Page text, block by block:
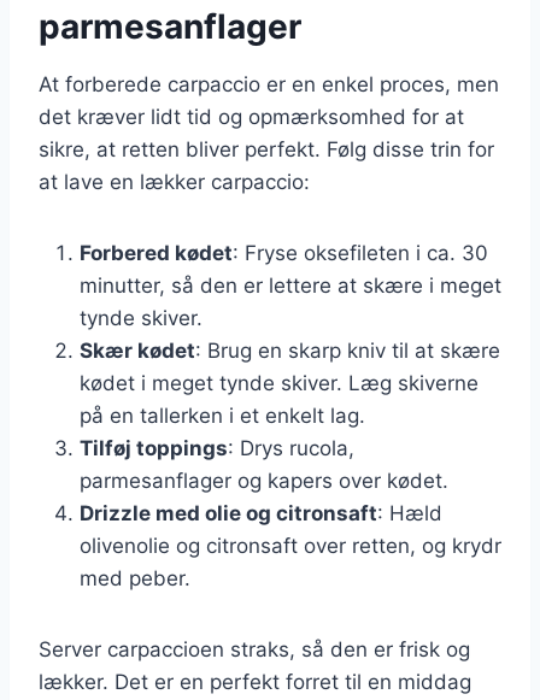
parmesanflager
At forberede carpaccio er en enkel proces, men
det kræver lidt tid og opmærksomhed for at
sikre, at retten bliver perfekt. Følg disse trin for
at lave en lækker carpaccio:
Forbered kødet: Fryse oksefileten i ca. 30
minutter, så den er lettere at skære i meget
tynde skiver.
Skær kødet: Brug en skarp kniv til at skære
kødet i meget tynde skiver. Læg skiverne
på en tallerken i et enkelt lag.
Tilføj toppings: Drys rucola,
parmesanflager og kapers over kødet.
Drizzle med olie og citronsaft: Hæld
olivenolie og citronsaft over retten, og krydr
med peber.
Server carpaccioen straks, så den er frisk og
lækker. Det er en perfekt forret til en middag